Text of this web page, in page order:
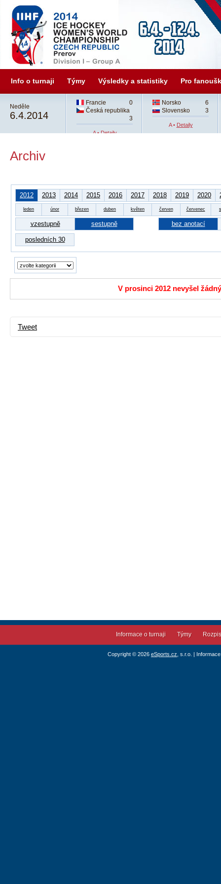
Info o turnaji Týmy Výsledky a statistiky Pro
Neděle
6.4.2014
Francie
0
Česká republika
3
A •Detaily
Norsko
6
Slovensko
3
A • Detaily
Archiv
2012 2013 2014 2015 2016 2017 2018 2019 2020
leden únor březen duben květen červen červenec
vzestupně sestupně bez anotací
posledních 30
V prosinci 2012 nevyšel
Tweet
Informace o turnaji Týmy
Copyright © 2026 eSports.cz , s.r.o. |